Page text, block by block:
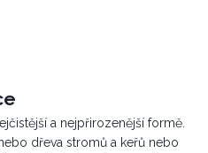
a nejpřirozenější formě.
dřeva stromů a keřů nebo